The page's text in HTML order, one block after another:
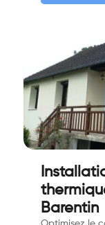
Barentin